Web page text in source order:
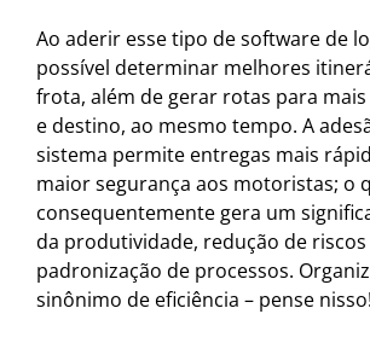
Ao aderir esse tipo de software de
possível determinar melhores
frota, além de gerar rotas para
e destino, ao mesmo tempo. A
sistema permite entregas mais
maior segurança aos motoristas; o
consequentemente gera um
da produtividade, redução de riscos
padronização de processos.
sinônimo de eficiência – pense nisso!